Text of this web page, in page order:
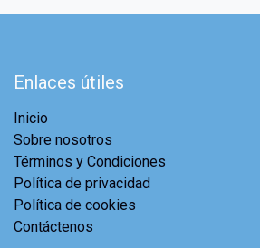
Enlaces útiles
Inicio
Sobre nosotros
Términos y Condiciones
Política de privacidad
Política de cookies
Contáctenos